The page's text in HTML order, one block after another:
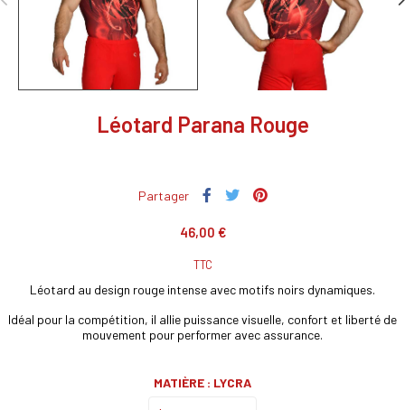
Léotard Parana Rouge
Partager
46,00 €
TTC
Léotard au design rouge intense avec motifs noirs dynamiques.
Idéal pour la compétition, il allie puissance visuelle, confort et liberté de
mouvement pour performer avec assurance.
MATIÈRE : LYCRA